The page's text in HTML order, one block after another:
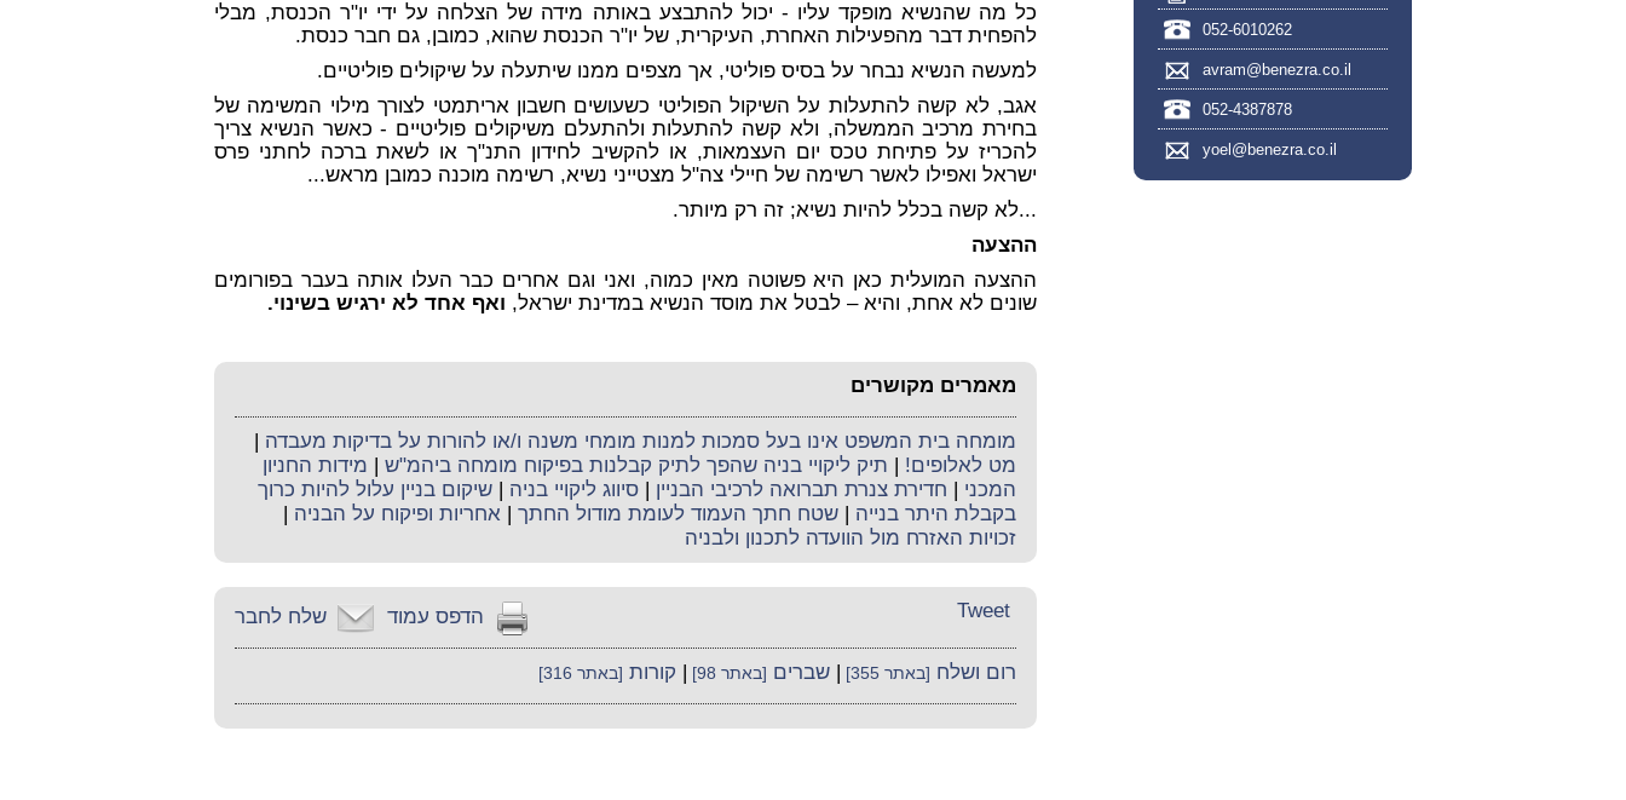
כל מה שהנשיא מופקד עליו - יכול להתבצע באותה מידה של הצלחה על ידי יו"ר הכנסת, מבלי
להפחית דבר מהפעילות האחרת, העיקרית, של יו"ר הכנסת שהוא, כמובן, גם חבר כנסת.
למעשה הנשיא נבחר על בסיס פוליטי, אך מצפים ממנו שיתעלה על שיקולים פוליטיים.
אגב, לא קשה להתעלות על השיקול הפוליטי כשעושים חשבון אריתמטי לצורך מילוי המשימה של
בחירת מרכיב הממשלה, ולא קשה להתעלות ולהתעלם משיקולים פוליטיים - כאשר הנשיא צריך
להכריז על פתיחת טכס יום העצמאות, או להקשיב לחידון התנ"ך או לשאת ברכה לחתני פרס
ישראל ואפילו לאשר רשימה של חיילי צה"ל מצטייני נשיא, רשימה מוכנה כמובן מראש...
...לא קשה בכלל להיות נשיא; זה רק מיותר.
ההצעה
ההצעה המועלית כאן היא פשוטה מאין כמוה, ואני וגם אחרים כבר העלו אותה בעבר בפורומים
שונים לא אחת, והיא – לבטל את מוסד הנשיא במדינת ישראל, ואף אחד לא ירגיש בשינוי.
מאמרים מקושרים
מומחה בית המשפט אינו בעל סמכות למנות מומחי משנה ו/או להורות על בדיקות מעבדה |
מט לאלופים! | תיק ליקויי בניה שהפך לתיק קבלנות בפיקוח מומחה ביהמ"ש | מידות החניון
המכני | חדירת צנרת תברואה לרכיבי הבניין | סיווג ליקויי בניה | שיקום בניין עלול להיות כרוך
בקבלת היתר בנייה | שטח חתך העמוד לעומת מודול החתך | אחריות ופיקוח על הבניה |
זכויות האזרח מול הוועדה לתכנון ולבניה
שלח לחבר הדפס עמוד Tweet
רום ושלח [באתר 355] | שברים [באתר 98] | קורות [באתר 316]
052-6010262
avram@benezra.co.il
052-4387878
yoel@benezra.co.il